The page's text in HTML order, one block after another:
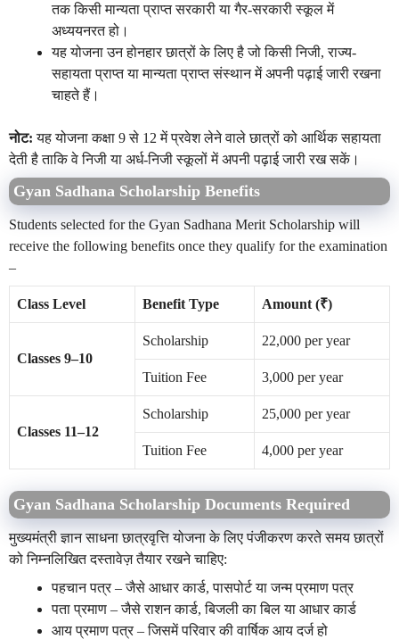
तक किसी मान्यता प्राप्त सरकारी या गैर-सरकारी स्कूल में
अध्ययनरत हो।
यह योजना उन होनहार छात्रों के लिए है जो किसी निजी, राज्य-
सहायता प्राप्त या मान्यता प्राप्त संस्थान में अपनी पढ़ाई जारी रखना
चाहते हैं।
नोट: यह योजना कक्षा 9 से 12 में प्रवेश लेने वाले छात्रों को आर्थिक सहायता
देती है ताकि वे निजी या अर्ध-निजी स्कूलों में अपनी पढ़ाई जारी रख सकें।
Gyan Sadhana Scholarship Benefits
Students selected for the Gyan Sadhana Merit Scholarship will
receive the following benefits once they qualify for the examination
–
Class Level Benefit Type Amount (₹)
Classes 9–10
Scholarship 22,000 per year
Tuition Fee 3,000 per year
Classes 11–12
Scholarship 25,000 per year
Tuition Fee 4,000 per year
Gyan Sadhana Scholarship Documents Required
मुख्यमंत्री ज्ञान साधना छात्रवृत्ति योजना के लिए पंजीकरण करते समय छात्रों
को निम्नलिखित दस्तावेज़ तैयार रखने चाहिए:
पहचान पत्र – जैसे आधार कार्ड, पासपोर्ट या जन्म प्रमाण पत्र
पता प्रमाण – जैसे राशन कार्ड, बिजली का बिल या आधार कार्ड
आय प्रमाण पत्र – जिसमें परिवार की वार्षिक आय दर्ज हो